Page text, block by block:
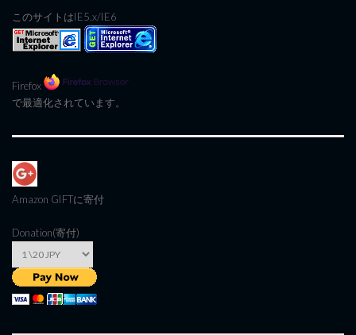
このサイトはIE5.x/IE6
Firefox
で最適化されています。
Amazon GIFTに寄付
Donation(寄付)